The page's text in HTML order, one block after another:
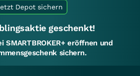
Depot sichern
geschenkt!
SMARTBROKER+ eröffnen und
sichern.